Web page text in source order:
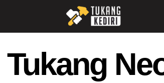
Tukang